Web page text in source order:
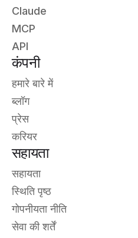
Claude
MCP
API
कंपनी
हमारे बारे में
ब्लॉग
प्रेस
करियर
सहायता
सहायता
स्थिति पृष्ठ
गोपनीयता नीति
सेवा की शर्तें